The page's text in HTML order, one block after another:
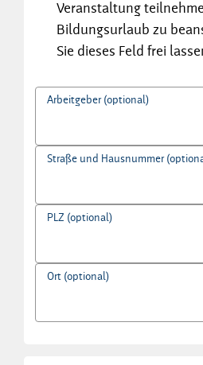
Veranstaltung
Bildungsurlaub zu
Sie dieses Feld frei
Arbeitgeber (optional)
Straße und Hausnummer
PLZ (optional)
Ort (optional)